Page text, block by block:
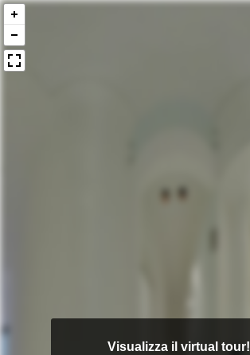
Visualizza il virtual tour!